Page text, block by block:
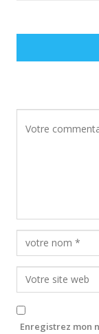
Enregistrez mon